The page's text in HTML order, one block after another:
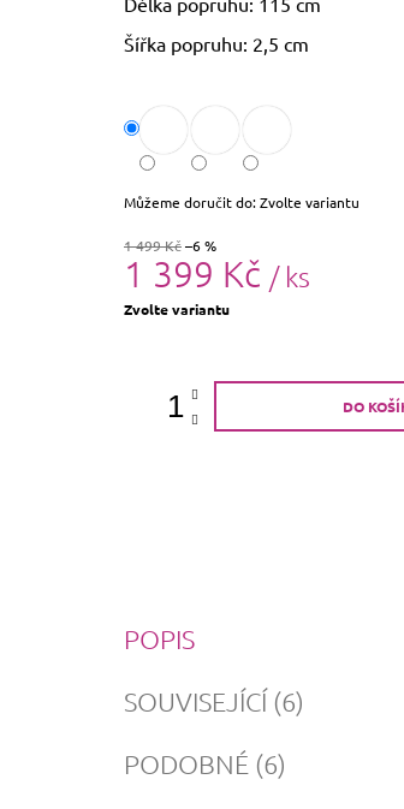
Šířka popruhu: 2,5 cm
Můžeme doručit do:Zvolte variantu
1 499 Kč–6 %
1 399 Kč / ks
Měrná
Zvolte variantu
DO
POPIS
SOUVISEJÍCÍ (6)
PODOBNÉ (6)